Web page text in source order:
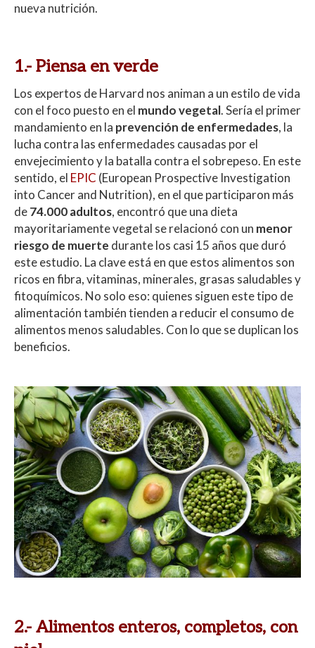
nueva nutrición.
1.- Piensa en verde
Los expertos de Harvard nos animan a un estilo de vida
con el foco puesto en el mundo vegetal. Sería el primer
mandamiento en la prevención de enfermedades, la
lucha contra las enfermedades causadas por el
envejecimiento y la batalla contra el sobrepeso. En este
sentido, el EPIC (European Prospective Investigation
into Cancer and Nutrition), en el que participaron más
de74.000 adultos, encontró que una dieta
mayoritariamente vegetal se relacionó con un menor
riesgo de muerte durante los casi 15 años que duró
este estudio. La clave está en que estos alimentos son
ricos en fibra, vitaminas, minerales, grasas saludables y
fitoquímicos. No solo eso: quienes siguen este tipo de
alimentación también tienden a reducir el consumo de
alimentos menos saludables. Con lo que se duplican los
beneficios.
2.- Alimentos enteros, completos, con